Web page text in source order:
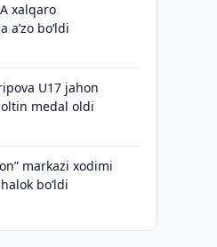
xalqaro
aʼzo bo‘ldi
U17 jahon
medal oldi
markazi xodimi
bo‘ldi